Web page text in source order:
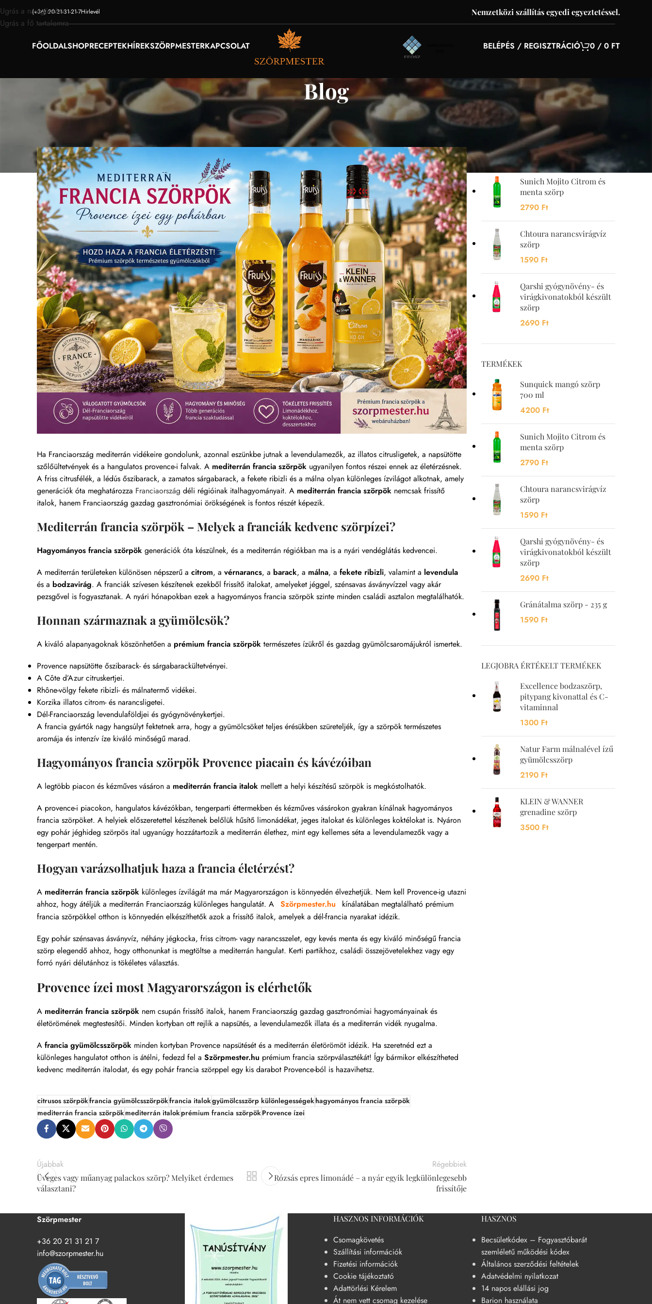
Ugrás a navigációra
Ugrás a fő tartalomra
(+36) 20-21-31-21-7Hirlevél Nemzetközi szállítás egyedi egyeztetéssel.
FŐOLDALSHOPRECEPTEKHÍREKSZÖRPMESTERKAPCSOLAT BELÉPÉS / REGISZTRÁCIÓ 0 / 0 FT
Blog
UTAZÁS
Mediterrán francia szörpök – A Provence-i életérzés otthon is
Be 2026. június 28.
Ha Franciaország mediterrán vidékeire gondolunk, azonnal eszünkbe jutnak a levendulamezők, az illatos citrusligetek, a napsütötte
szőlőültetvények és a hangulatos provence-i falvak. A mediterrán francia szörpök ugyanilyen fontos részei ennek az életérzésnek.
A friss citrusfélék, a lédús őszibarack, a zamatos sárgabarack, a fekete ribizli és a málna olyan különleges ízvilágot alkotnak, amely
generációk óta meghatározza Franciaország déli régióinak italhagyományait. A mediterrán francia szörpök nemcsak frissítő
italok, hanem Franciaország gazdag gasztronómiai örökségének is fontos részét képezik.
Mediterrán francia szörpök – Melyek a franciák kedvenc szörpízei?
Hagyományos francia szörpök generációk óta készülnek, és a mediterrán régiókban ma is a nyári vendéglátás kedvencei.
A mediterrán területeken különösen népszerű a citrom, a vérnarancs, a barack, a málna, a fekete ribizli, valamint a levendula
és a bodzavirág. A franciák szívesen készítenek ezekből frissítő italokat, amelyeket jéggel, szénsavas ásványvízzel vagy akár
pezsgővel is fogyasztanak. A nyári hónapokban ezek a hagyományos francia szörpök szinte minden családi asztalon megtalálhatók.
Honnan származnak a gyümölcsök?
A kiváló alapanyagoknak köszönhetően a prémium francia szörpök természetes ízükről és gazdag gyümölcsaromájukról ismertek.
Provence napsütötte őszibarack- és sárgabarackültetvényei.
A Côte d’Azur citruskertjei.
Rhône-völgy fekete ribizli- és málnatermő vidékei.
Korzika illatos citrom- és narancsligetei.
Dél-Franciaország levendulaföldjei és gyógynövénykertjei.
A francia gyártók nagy hangsúlyt fektetnek arra, hogy a gyümölcsöket teljes érésükben szüreteljék, így a szörpök természetes
aromája és intenzív íze kiváló minőségű marad.
Hagyományos francia szörpök Provence piacain és kávézóiban
A legtöbb piacon és kézműves vásáron a mediterrán francia italok mellett a helyi készítésű szörpök is megkóstolhatók.
A provence-i piacokon, hangulatos kávézókban, tengerparti éttermekben és kézműves vásárokon gyakran kínálnak hagyományos
francia szörpöket. A helyiek előszeretettel készítenek belőlük hűsítő limonádékat, jeges italokat és különleges koktélokat is. Nyáron
egy pohár jéghideg szörpös ital ugyanúgy hozzátartozik a mediterrán élethez, mint egy kellemes séta a levendulamezők vagy a
tengerpart mentén.
Hogyan varázsolhatjuk haza a francia életérzést?
A mediterrán francia szörpök különleges ízvilágát ma már Magyarországon is könnyedén élvezhetjük. Nem kell Provence-ig utazni
ahhoz, hogy átéljük a mediterrán Franciaország különleges hangulatát. A Szörpmester.hu
kínálatában megtalálható prémium
francia szörpökkel otthon is könnyedén elkészíthetők azok a frissítő italok, amelyek a dél-francia nyarakat idézik.
Egy pohár szénsavas ásványvíz, néhány jégkocka, friss citrom- vagy narancsszelet, egy kevés menta és egy kiváló minőségű francia
szörp elegendő ahhoz, hogy otthonunkat is megtöltse a mediterrán hangulat. Kerti partikhoz, családi összejövetelekhez vagy egy
forró nyári délutánhoz is tökéletes választás.
Provence ízei most Magyarországon is elérhetők
A mediterrán francia szörpök nem csupán frissítő italok, hanem Franciaország gazdag gasztronómiai hagyományainak és
életörömének megtestesítői. Minden kortyban ott rejlik a napsütés, a levendulamezők illata és a mediterrán vidék nyugalma.
A francia gyümölcsszörpök minden kortyban Provence napsütését és a mediterrán életörömöt idézik. Ha szeretnéd ezt a
különleges hangulatot otthon is átélni, fedezd fel a Szörpmester.hu prémium francia szörpválasztékát! Így bármikor elkészítheted
kedvenc mediterrán italodat, és egy pohár francia szörppel egy kis darabot Provence-ból is hazavihetsz.
citrusos szörpökfrancia gyümölcsszörpökfrancia italokgyümölcsszörp különlegességekhagyományos francia szörpök
mediterrán francia szörpökmediterrán italokprémium francia szörpökProvence ízei
Újabbak
Üveges vagy műanyag palackos szörp? Melyiket érdemes
választani?
Régebbiek
Rózsás epres limonádé – a nyár egyik legkülönlegesebb
frissítője
YOU MAY ALSO LIKE…
Sunquick mangó szörp
700 ml
4200Ft
Sunich Mojito Citrom és
menta szörp
2790 Ft
Chtoura narancsvirágvíz
szörp
1590 Ft
Qarshi gyógynövény- és
virágkivonatokból készült
szörp
2690 Ft
TERMÉKEK
Sunquick mangó szörp
700 ml
4200 Ft
Sunich Mojito Citrom és
menta szörp
2790 Ft
Chtoura narancsvirágvíz
szörp
1590 Ft
Qarshi gyógynövény- és
virágkivonatokból készült
szörp
2690 Ft
Gránátalma szörp - 235 g
1590 Ft
LEGJOBRA ÉRTÉKELT TERMÉKEK
Excellence bodzaszörp,
pitypang kivonattal és C-
vitaminnal
1300 Ft
Natur Farm málnalével ízű
gyümölcsszörp
2190 Ft
KLEIN & WANNER
grenadine szörp
3500 Ft
Szörpmester
+36 20 21 31 21 7
info@szorpmester.hu
HASZNOS INFORMÁCIÓK
Csomagkövetés
Szállítási információk
Fizetési információk
Cookie tájékoztató
Adattörlési Kérelem
Át nem vett csomag kezelése
HASZNOS
Becsületkódex – Fogyasztóbarát
szemléletű működési kódex
Általános szerződési feltételek
Adatvédelmi nyilatkozat
14 napos elállási jog
Barion használata